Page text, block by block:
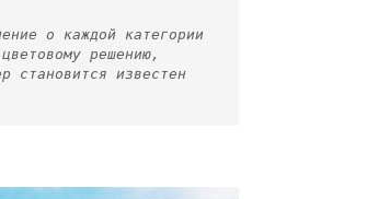
о каждой категории
решению,
становится известен